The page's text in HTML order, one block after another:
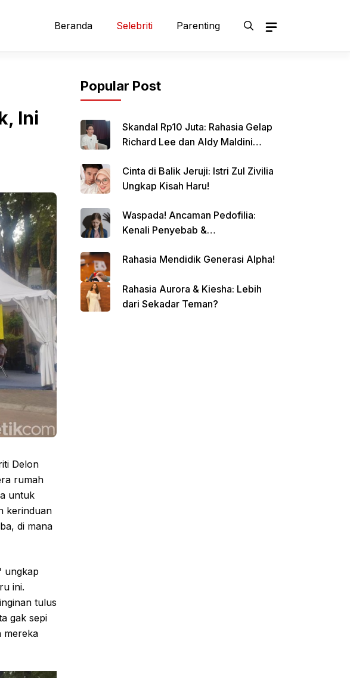
Beranda Selebriti Parenting
Ini
Delon
rumah
untuk
kerinduan
di mana
ungkap
ini.
tulus
gak sepi
mereka
Popular Post
Skandal Rp10 Juta: Rahasia Gelap
Richard Lee dan Aldy Maldini
Cinta di Balik Jeruji: Istri Zul Zivilia
Ungkap Kisah Haru!
Waspada! Ancaman Pedofilia:
Kenali Penyebab &
Rahasia Mendidik Generasi Alpha!
Rahasia Aurora & Kiesha: Lebih
dari Sekadar Teman?